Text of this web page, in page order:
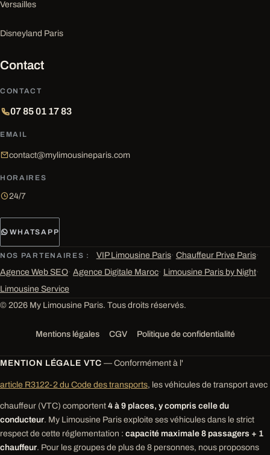
Versailles
Disneyland Paris
Contact
CONTACT
07 85 01 17 83
EMAIL
contact@mylimousineparis.com
HORAIRES
24/7
WHATSAPP
NOS PARTENAIRES : VIP Limousine Paris· Chauffeur Prive Paris·
Agence Web SEO· Agence Digitale Maroc· Limousine Paris by Night·
Limousine Service
© 2026 My Limousine Paris. Tous droits réservés.
Mentions légales CGV Politique de confidentialité
MENTION LÉGALE VTC — Conformément à l'
article R3122-2 du Code des transports, les véhicules de transport avec
chauffeur (VTC) comportent 4 à 9 places, y compris celle du
conducteur. My Limousine Paris exploite ses véhicules dans le strict
respect de cette réglementation : capacité maximale 8 passagers + 1
chauffeur. Pour les groupes de plus de 8 personnes, nous proposons